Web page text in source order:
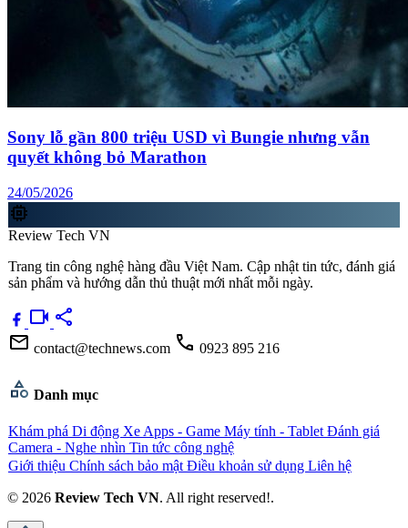
Sony lỗ gần 800 triệu USD vì Bungie nhưng vẫn
quyết không bỏ Marathon
24/05/2026
memory
Review Tech VN
Trang tin công nghệ hàng đầu Việt Nam. Cập nhật tin tức, đánh giá
sản phẩm và hướng dẫn thủ thuật mới nhất mỗi ngày.
videocam share
mail contact@technews.com call 0923 895 216
category Danh mục
Khám phá Di động Xe Apps - Game Máy tính - Tablet Đánh giá
Camera - Nghe nhìn Tin tức công nghệ
Giới thiệu Chính sách bảo mật Điều khoản sử dụng Liên hệ
© 2026 Review Tech VN. All right reserved!.